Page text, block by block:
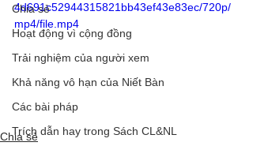
Chia sẻ
Hoạt động vì cộng đồng
Trải nghiệm của người xem
Khả năng vô hạn của Niết Bàn
Các bài pháp
Trích dẫn hay trong Sách CL&NL
4d691c52944315821bb43ef43e83ec/720p/
mp4/file.mp4
Chia sẻ